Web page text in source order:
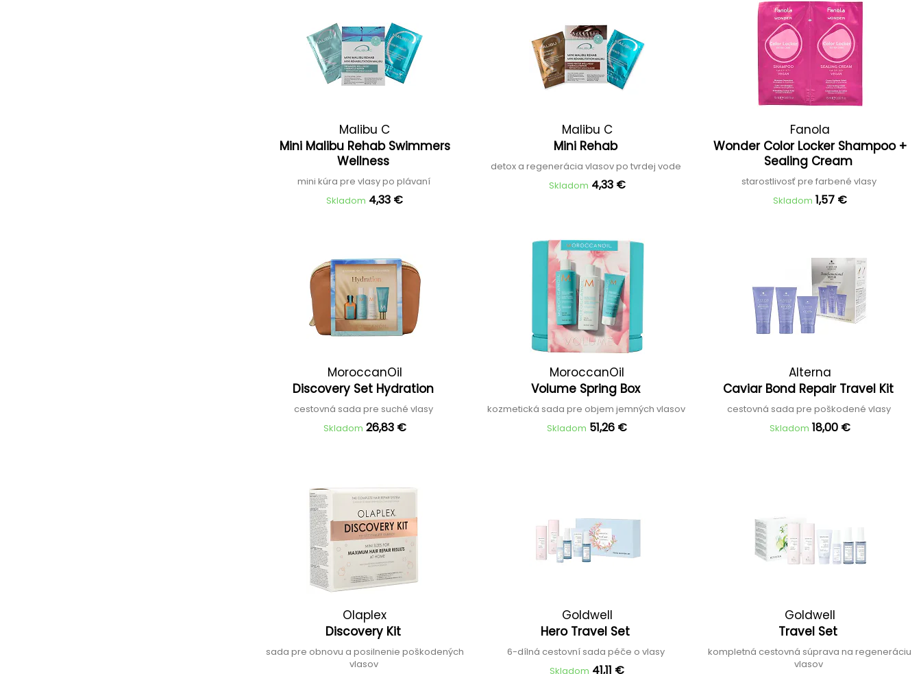
Malibu C
Mini Malibu Rehab Swimmers
Wellness
mini kúra pre vlasy po plávaní
Skladom 4,33 €
Malibu C
Mini Rehab
detox a regenerácia vlasov po tvrdej vode
Skladom 4,33 €
Fanola
Wonder Color Locker Shampoo +
Sealing Cream
starostlivosť pre farbené vlasy
Skladom 1,57 €
MoroccanOil
Discovery Set Hydration
cestovná sada pre suché vlasy
Skladom 26,83 €
MoroccanOil
Volume Spring Box
kozmetická sada pre objem jemných vlasov
Skladom 51,26 €
Alterna
Caviar Bond Repair Travel Kit
cestovná sada pre poškodené vlasy
Skladom 18,00 €
Olaplex
Discovery Kit
sada pre obnovu a posilnenie poškodených
vlasov
Goldwell
Hero Travel Set
6-dílná cestovní sada péče o vlasy
Skladom 41,11 €
Goldwell
Travel Set
kompletná cestovná súprava na regeneráciu
vlasov